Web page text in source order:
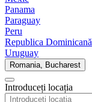
Panama
Paraguay
Peru
Republica Dominicană
Uruguay
Romania, Bucharest
Introduceți locația